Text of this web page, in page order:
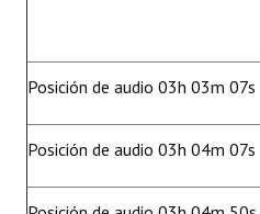
Posición de audio 03h 03m 07s
Posición de audio 03h 04m 07s